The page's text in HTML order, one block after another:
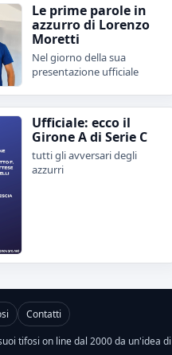
Le prime parole in
azzurro di Lorenzo
Moretti
Nel giorno della sua
presentazione ufficiale
Ufficiale: ecco il
Girone A di Serie C
tutti gli avversari degli
azzurri
Contatti
tifosi on line dal 2000 da un'idea di